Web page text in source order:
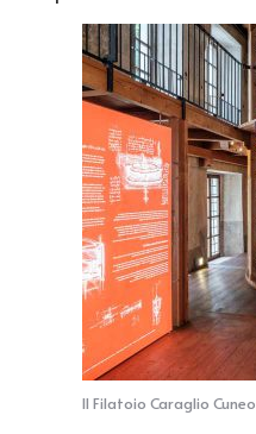
Il Filatoio Caraglio Cuneo